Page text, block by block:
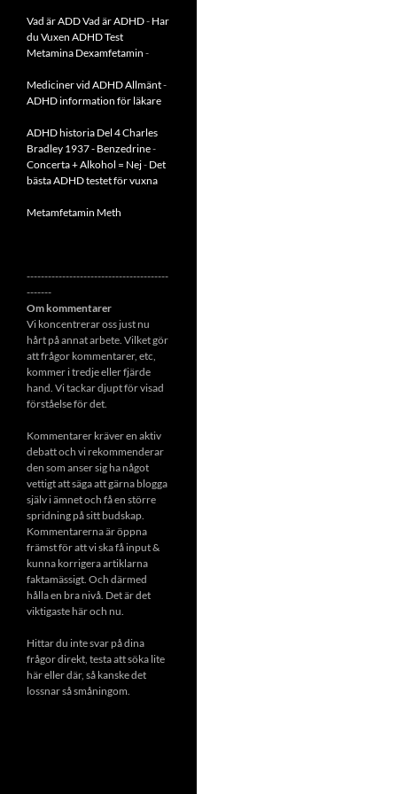
Vad är ADDVad är ADHD- Har
du Vuxen ADHD Test
Metamina Dexamfetamin -
Mediciner vid ADHD Allmänt-
ADHD information för läkare
ADHD historia Del 4 Charles
Bradley 1937 - Benzedrine-
Concerta + Alkohol = Nej- Det
bästa ADHD testet för vuxna
Metamfetamin Meth
----------------------------------------
-------
Om kommentarer
Vi koncentrerar oss just nu
hårt på annat arbete. Vilket gör
att frågor kommentarer, etc,
kommer i tredje eller fjärde
hand. Vi tackar djupt för visad
förståelse för det.
Kommentarer kräver en aktiv
debatt och vi rekommenderar
den som anser sig ha något
vettigt att säga att gärna blogga
själv i ämnet och få en större
spridning på sitt budskap.
Kommentarerna är öppna
främst för att vi ska få input &
kunna korrigera artiklarna
faktamässigt. Och därmed
hålla en bra nivå. Det är det
viktigaste här och nu.
Hittar du inte svar på dina
frågor direkt, testa att söka lite
här eller där, så kanske det
lossnar så småningom.